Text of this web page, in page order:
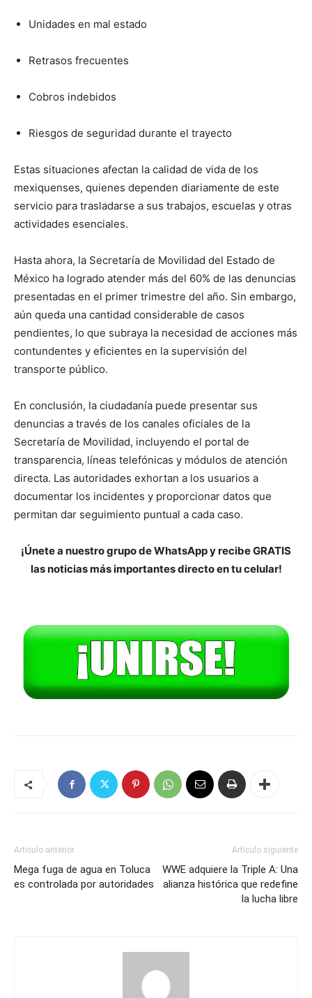
Unidades en mal estado
Retrasos frecuentes
Cobros indebidos
Riesgos de seguridad durante el trayecto
Estas situaciones afectan la calidad de vida de los
mexiquenses, quienes dependen diariamente de este
servicio para trasladarse a sus trabajos, escuelas y otras
actividades esenciales.
Hasta ahora, la Secretaría de Movilidad del Estado de
México ha logrado atender más del 60% de las denuncias
presentadas en el primer trimestre del año. Sin embargo,
aún queda una cantidad considerable de casos
pendientes, lo que subraya la necesidad de acciones más
contundentes y eficientes en la supervisión del
transporte público.
En conclusión, la ciudadanía puede presentar sus
denuncias a través de los canales oficiales de la
Secretaría de Movilidad, incluyendo el portal de
transparencia, líneas telefónicas y módulos de atención
directa. Las autoridades exhortan a los usuarios a
documentar los incidentes y proporcionar datos que
permitan dar seguimiento puntual a cada caso.
¡Únete a nuestro grupo de WhatsApp y recibe GRATIS
las noticias más importantes directo en tu celular!
Artículo anterior
Mega fuga de agua en Toluca
es controlada por autoridades
Artículo siguiente
WWE adquiere la Triple A: Una
alianza histórica que redefine
la lucha libre